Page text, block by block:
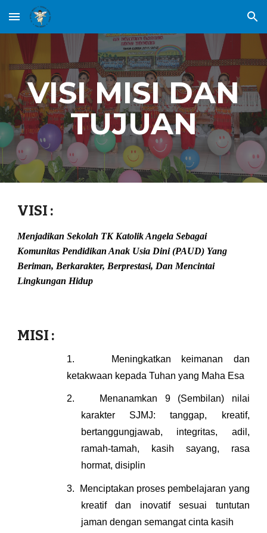
Skip to main content Skip to navigation
VISI MISI DAN
TUJUAN
VISI :
Menjadikan Sekolah TK Katolik Angela Sebagai
Komunitas Pendidikan Anak Usia Dini (PAUD) Yang
Beriman, Berkarakter, Berprestasi, Dan Mencintai
Lingkungan Hidup
MISI :
1.
Meningkatkan keimanan dan
ketakwaan kepada Tuhan yang Maha Esa
2.
Menanamkan 9 (Sembilan) nilai
karakter SJMJ: tanggap, kreatif,
bertanggungjawab, integritas, adil,
ramah-tamah, kasih sayang, rasa
hormat, disiplin
3.
Menciptakan proses pembelajaran yang
kreatif dan inovatif sesuai tuntutan
jaman dengan semangat cinta kasih